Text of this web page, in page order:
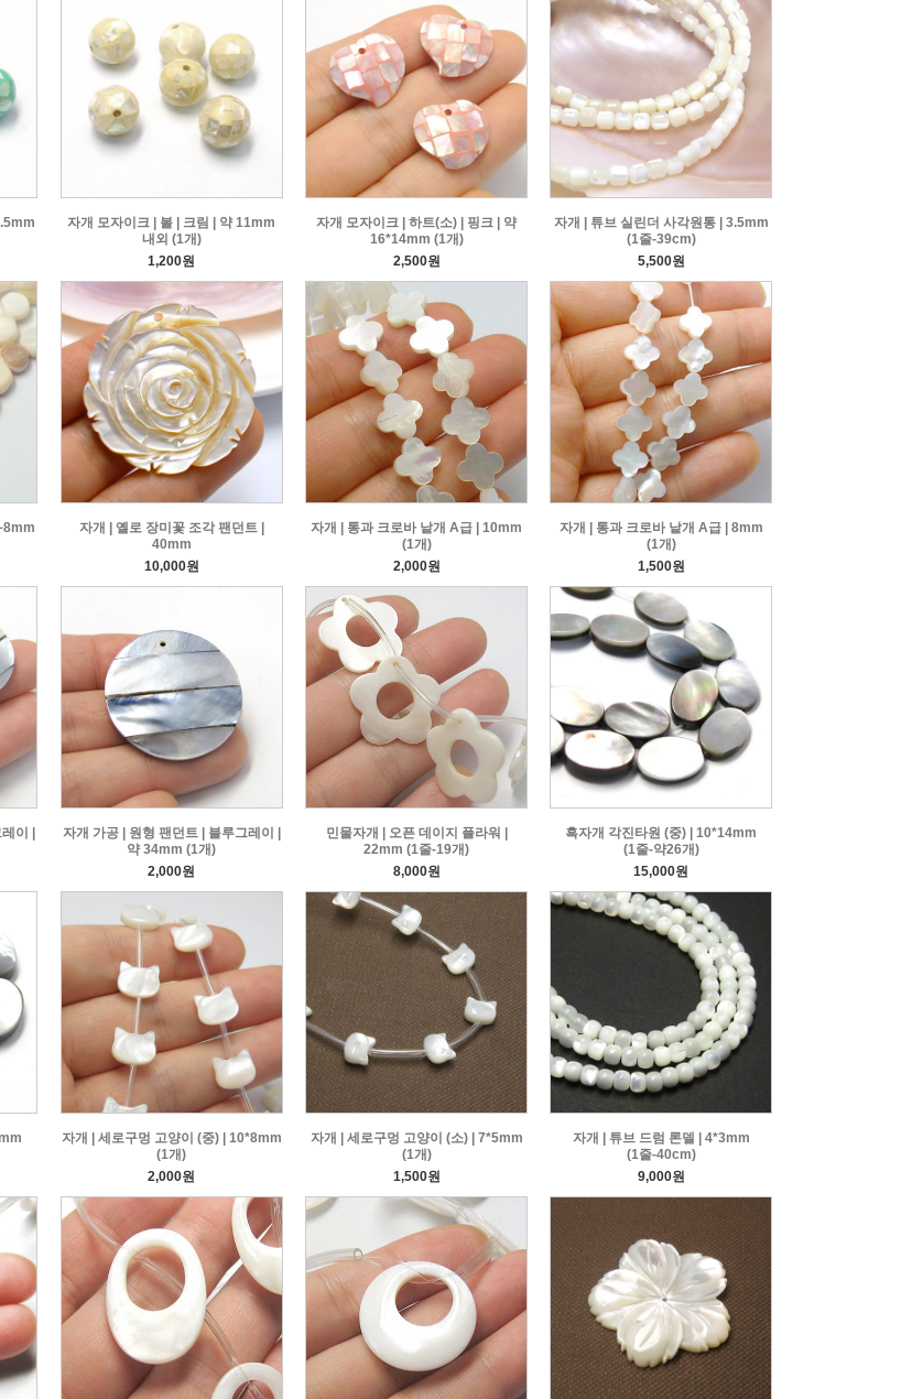
자개 모자이크 | 볼 | 크림 | 약 11mm
내외 (1개)
1,200원
자개 모자이크 | 하트(소) | 핑크 | 약
16*14mm (1개)
2,500원
자개 | 튜브 실린더 사각원통 | 3.5mm
(1줄-39cm)
5,500원
자개 | 옐로 장미꽃 조각 팬던트 |
40mm
10,000원
자개 | 통과 크로바 낱개 A급 | 10mm
(1개)
2,000원
자개 | 통과 크로바 낱개 A급 | 8mm
(1개)
1,500원
이 |
자개 가공 | 원형 팬던트 | 블루그레이 |
약 34mm (1개)
2,000원
민물자개 | 오픈 데이지 플라워 |
22mm (1줄-19개)
8,000원
흑자개 각진타원 (중) | 10*14mm
(1줄-약26개)
15,000원
자개 | 세로구멍 고양이 (중) | 10*8mm
(1개)
2,000원
자개 | 세로구멍 고양이 (소) | 7*5mm
(1개)
1,500원
자개 | 튜브 드럼 론델 | 4*3mm
(1줄-40cm)
9,000원